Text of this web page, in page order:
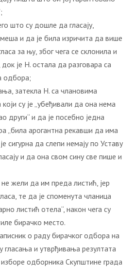
што су дошле да гласају,
и да је била изричита да више
за њу, због чега се склонила и
је Н. остала да разговара са
одбора;
затекла Н. са члановима
су је „убеђивали да она нема
други“ и да је посебно једна
„била арогантна рекавши да има
сигурна да слепи немају по Уставу
и да она свом сину све пише и
жели да им преда листић, јер
те да је споменута чланица
листић отела“, након чега су
бирачко место.
о раду бирачког одбора на
гласања и утврђивања резултата
одборника Скупштине града